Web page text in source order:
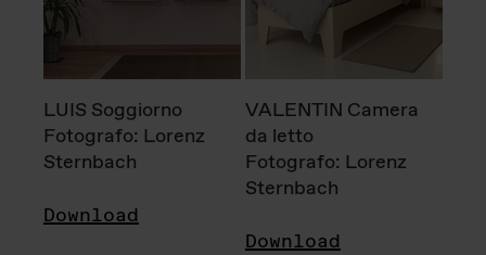
LUIS Soggiorno
Fotografo: Lorenz
Sternbach
Download
VALENTIN Camera
da letto
Fotografo: Lorenz
Sternbach
Download